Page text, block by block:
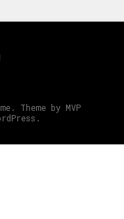
Theme by MVP